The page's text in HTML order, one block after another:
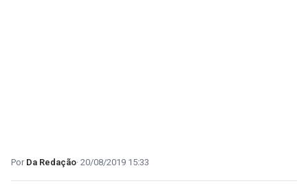
Da Redação 20/08/2019 15:33